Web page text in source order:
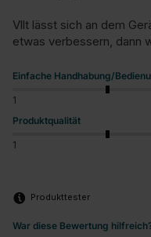
Vllt lässt sich an dem
etwas verbessern, dann
Einfache Handhabung/
1
Produktqualität
1
Produkttester
War diese Bewertung